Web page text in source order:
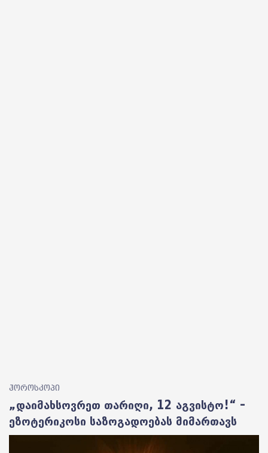
ჰოროსკოპი
„დაიმახსოვრეთ თარიღი, 12 აგვისტო!“ –
ეზოტერიკოსი საზოგადოებას მიმართავს